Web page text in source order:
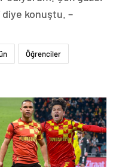
diye konuştu. –
Öğrenciler